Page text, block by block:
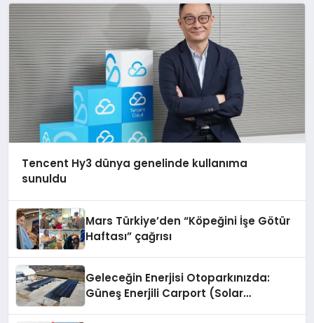
Tencent Hy3 dünya genelinde kullanıma
sunuldu
Mars Türkiye’den “Köpeğini İşe Götür
Haftası” çağrısı
Geleceğin Enerjisi Otoparkınızda:
Güneş Enerjili Carport (Solar